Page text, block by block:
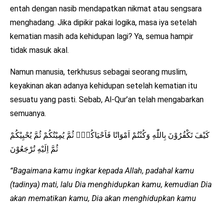
entah dengan nasib mendapatkan nikmat atau sengsara
menghadang. Jika dipikir pakai logika, masa iya setelah
kematian masih ada kehidupan lagi? Ya, semua hampir
tidak masuk akal.
Namun manusia, terkhusus sebagai seorang muslim,
keyakinan akan adanya kehidupan setelah kematian itu
sesuatu yang pasti. Sebab, Al-Qur’an telah mengabarkan
semuanya.
كَيْفَ تَكْفُرُوْنَ بِاللّٰهِ وَكُنْتُمْ اَمْوَاتًا فَاَحْيَاكُمْۚ ثُمَّ يُمِيْتُكُمْ ثُمَّ يُحْيِيْكُمْ
ثُمَّ اِلَيْهِ تُرْجَعُوْنَ
“Bagaimana kamu ingkar kepada Allah, padahal kamu
(tadinya) mati, lalu Dia menghidupkan kamu, kemudian Dia
akan mematikan kamu, Dia akan menghidupkan kamu